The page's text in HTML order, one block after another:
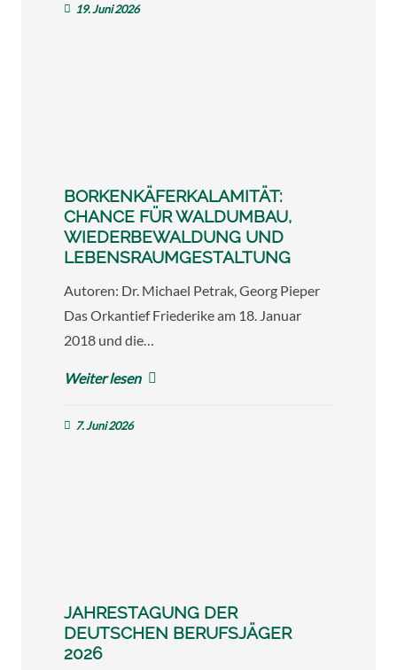
19. Juni 2026
BORKENKÄFERKALAMITÄT:
CHANCE FÜR WALDUMBAU,
WIEDERBEWALDUNG UND
LEBENSRAUMGESTALTUNG
Autoren: Dr. Michael Petrak, Georg Pieper
Das Orkantief Friederike am 18. Januar
2018 und die…
Weiter lesen
7. Juni 2026
JAHRESTAGUNG DER
DEUTSCHEN BERUFSJÄGER
2026